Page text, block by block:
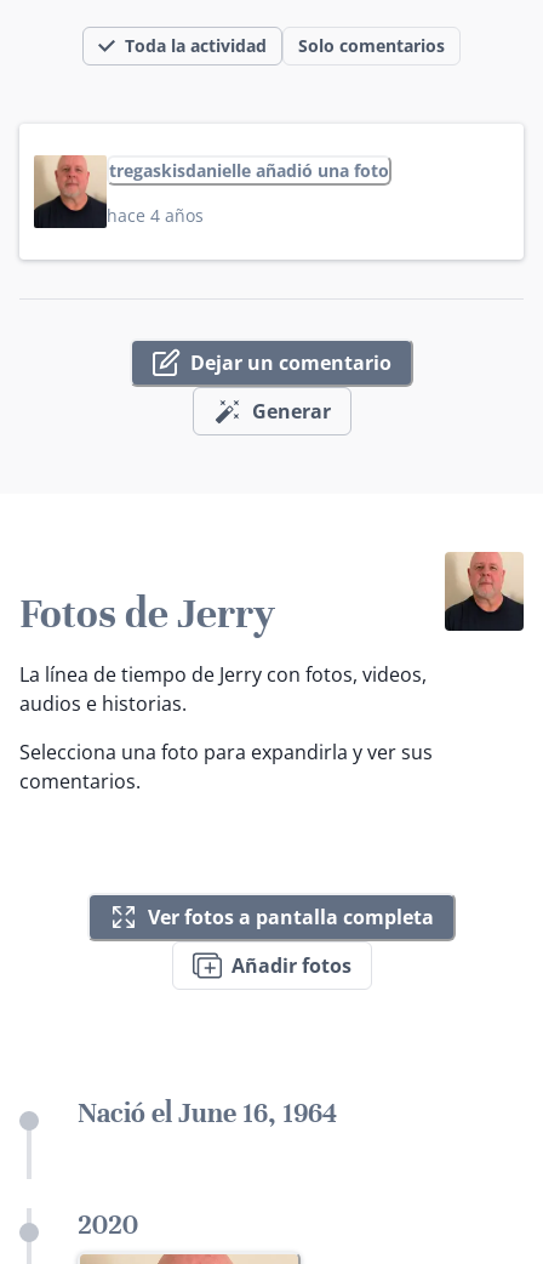
Toda la actividad Solo comentarios
tregaskisdanielle añadió una foto
hace 4 años
Dejar un comentario
Generar
Fotos de Jerry
La línea de tiempo de Jerry con fotos, videos,
audios e historias.
Selecciona una foto para expandirla y ver sus
comentarios.
Ver fotos a pantalla completa
Añadir fotos
Nació el June 16, 1964
2020